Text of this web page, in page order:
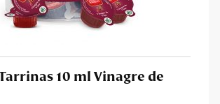
10 ml Vinagre de